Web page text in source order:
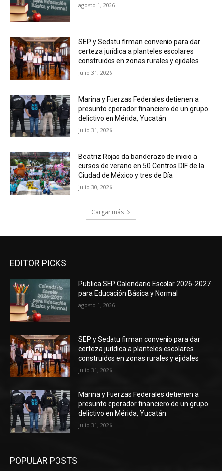
agosto 1, 2026
SEP y Sedatu firman convenio para dar
certeza jurídica a planteles escolares
construidos en zonas rurales y ejidales
julio 31, 2026
Marina y Fuerzas Federales detienen a
presunto operador financiero de un grupo
delictivo en Mérida, Yucatán
julio 31, 2026
Beatriz Rojas da banderazo de inicio a
cursos de verano en 50 Centros DIF de la
Ciudad de México y tres de Día
julio 30, 2026
Cargar más
EDITOR PICKS
Publica SEP Calendario Escolar 2026-2027
para Educación Básica y Normal
agosto 1, 2026
SEP y Sedatu firman convenio para dar
certeza jurídica a planteles escolares
construidos en zonas rurales y ejidales
julio 31, 2026
Marina y Fuerzas Federales detienen a
presunto operador financiero de un grupo
delictivo en Mérida, Yucatán
julio 31, 2026
POPULAR POSTS